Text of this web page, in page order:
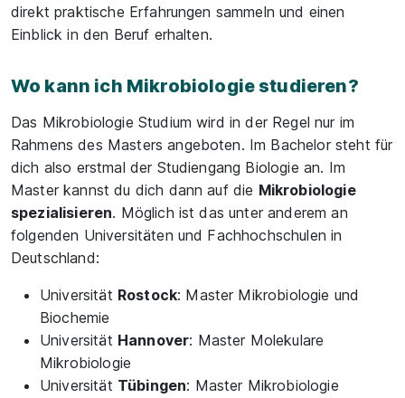
direkt praktische Erfahrungen sammeln und einen
Einblick in den Beruf erhalten.
Wo kann ich Mikrobiologie studieren?
Das Mikrobiologie Studium wird in der Regel nur im
Rahmens des Masters angeboten. Im Bachelor steht für
dich also erstmal der Studiengang Biologie an. Im
Master kannst du dich dann auf die Mikrobiologie
spezialisieren. Möglich ist das unter anderem an
folgenden Universitäten und Fachhochschulen in
Deutschland:
Universität Rostock: Master Mikrobiologie und
Biochemie
Universität Hannover: Master Molekulare
Mikrobiologie
Universität Tübingen: Master Mikrobiologie